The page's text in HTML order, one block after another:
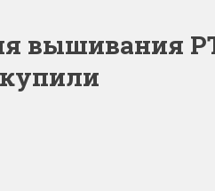
вышивания